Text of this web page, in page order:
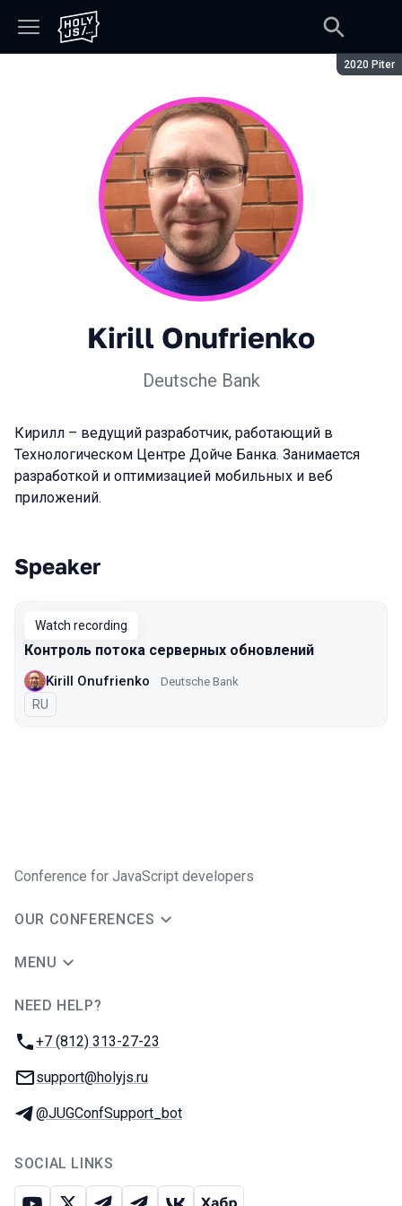
Season:
2020 Piter
Kirill Onufrienko
Deutsche Bank
Кирилл – ведущий разработчик, работающий в
Технологическом Центре Дойче Банка. Занимается
разработкой и оптимизацией мобильных и веб
приложений.
Talks from 2020 Piter season
Speaker
Watch recording
Контроль потока серверных обновлений
Kirill Onufrienko Deutsche Bank
In Russian
RU
Conference for JavaScript developers
OUR CONFERENCES
MENU
NEED HELP?
Phone:
+7 (812) 313-27-23
Email:
support@holyjs.ru
Telegram:
@JUGConfSupport_bot
SOCIAL LINKS